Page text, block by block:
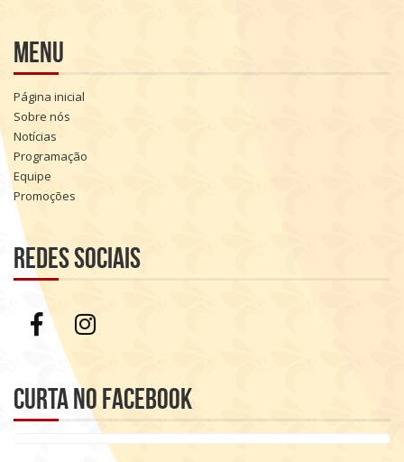
Menu
Página inicial
Sobre nós
Notícias
Programação
Equipe
Promoções
Redes sociais
Curta no Facebook